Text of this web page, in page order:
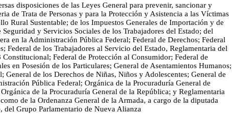
disposiciones de las Leyes General para prevenir, sancionar y
de Trata de Personas y para la Protección y Asistencia a las Víctimas
Rural Sustentable; de los Impuestos Generales de Importación y de
y Servicios Sociales de los Trabajadores del Estado; del
en la Administración Pública Federal; Federal de Derechos; Federal
Federal de los Trabajadores al Servicio del Estado, Reglamentaria del
Federal de Protección al Consumidor; Federal de
en Posesión de los Particulares; General de Asentamientos Humanos;
General de los Derechos de Niñas, Niños y Adolescentes; General de
Pública Federal; Orgánica de la Procuraduría General de
de la Procuraduría General de la República; y Reglamentaria
de la Ordenanza General de la Armada, a cargo de la diputada
del Grupo Parlamentario de Nueva Alianza